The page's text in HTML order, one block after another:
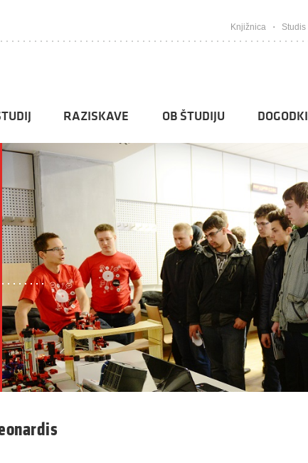
Knjižnica Studis
RAZISKAVE OB ŠTUDIJU DOGODKI